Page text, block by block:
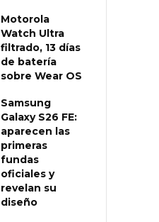
Motorola
Watch Ultra
filtrado, 13 días
de batería
sobre Wear OS
Samsung
Galaxy S26 FE:
aparecen las
primeras
fundas
oficiales y
revelan su
diseño